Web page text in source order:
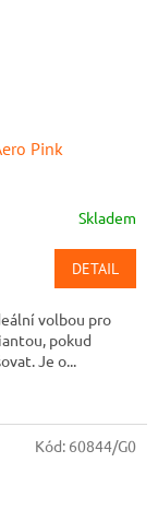
Pink
Skladem
DETAIL
volbou pro
pokud
Je o...
Kód: 60844/G0